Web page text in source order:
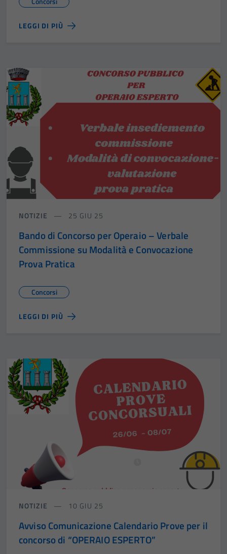
LEGGI DI PIÙ
NOTIZIE 25 GIU 25
Bando di Concorso per Operaio – Verbale
Commissione su Modalità e Convocazione
Prova Pratica
Concorsi
LEGGI DI PIÙ
NOTIZIE 10 GIU 25
Avviso Comunicazione Calendario Prove per il
concorso di “OPERAIO ESPERTO”